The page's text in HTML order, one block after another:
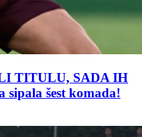
TITULU, SADA IH
šest komada!